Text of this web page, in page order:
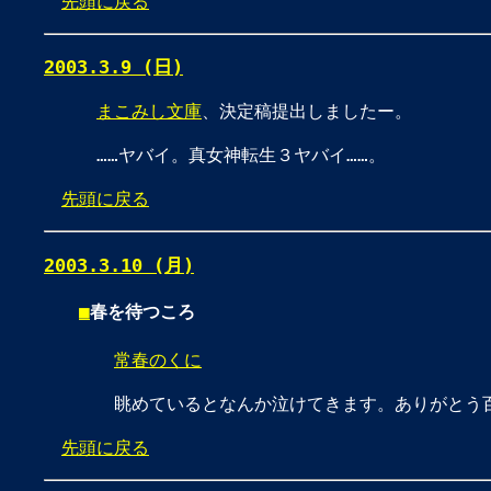
2003.3.9 (日)
まこみし文庫、決定稿提出しましたー。
……ヤバイ。真女神転生３ヤバイ……。
先頭に戻る
2003.3.10 (月)
■春を待つころ
常春のくに
眺めているとなんか泣けてきます。ありがとう
先頭に戻る